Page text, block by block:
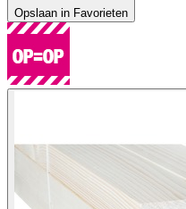
Opslaan in Favorieten